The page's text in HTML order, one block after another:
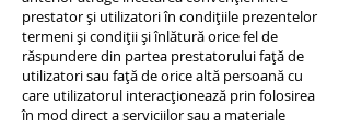
prestator și utilizatori în condițiile prezentelor
termeni și condiții și înlătură orice fel de
răspundere din partea prestatorului față de
utilizatori sau față de orice altă persoană cu
care utilizatorul interacționează prin folosirea
în mod direct a serviciilor sau a materiale